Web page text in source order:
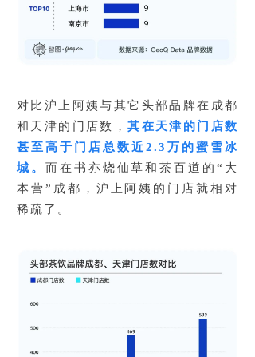
对比沪上阿姨与其它头部品牌在成都
和天津的门店数，其在天津的门店数
甚至高于门店总数近2.3万的蜜雪冰
城。 而在书亦烧仙草和茶百道的“大
本营”成都，沪上阿姨的门店就相对
稀疏了。